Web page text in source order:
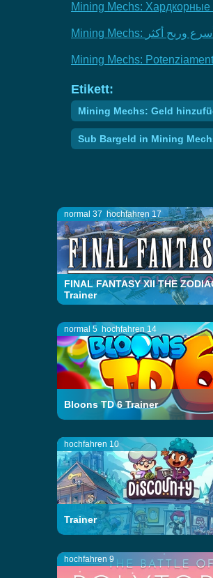
Mining Mechs:
Mining Mechs:
Etikett:
Mining Mechs: Geld
Sub Bargeld in Mining
normal 37 hochfahren 17
FINAL FANTASY XII THE
Trainer
normal 5 hochfahren 14
Bloons TD 6 Trainer
hochfahren 10
Trainer
hochfahren 9